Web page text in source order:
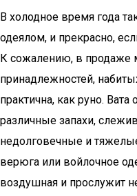
В холодное время года
одеялом, и прекрасно,
К сожалению, в продаже
принадлежностей,
практична, как руно.
различные запахи,
недолговечные и
верюга или войлочное
воздушная и прослужит